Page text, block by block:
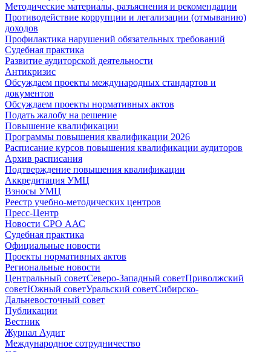
Методические материалы, разъяснения и рекомендации
Противодействие коррупции и легализации (отмыванию)
доходов
Профилактика нарушений обязательных требований
Судебная практика
Развитие аудиторской деятельности
Антикризис
Обсуждаем проекты международных стандартов и
документов
Обсуждаем проекты нормативных актов
Подать жалобу на решение
Повышение квалификации
Программы повышения квалификации 2026
Расписание курсов повышения квалификации аудиторов
Архив расписания
Подтверждение повышения квалификации
Аккредитация УМЦ
Взносы УМЦ
Реестр учебно-методических центров
Пресс-Центр
Новости СРО ААС
Судебная практика
Официальные новости
Проекты нормативных актов
Региональные новости
Центральный советСеверо-Западный советПриволжский
советЮжный советУральский советСибирско-
Дальневосточный совет
Публикации
Вестник
Журнал Аудит
Международное сотрудничество